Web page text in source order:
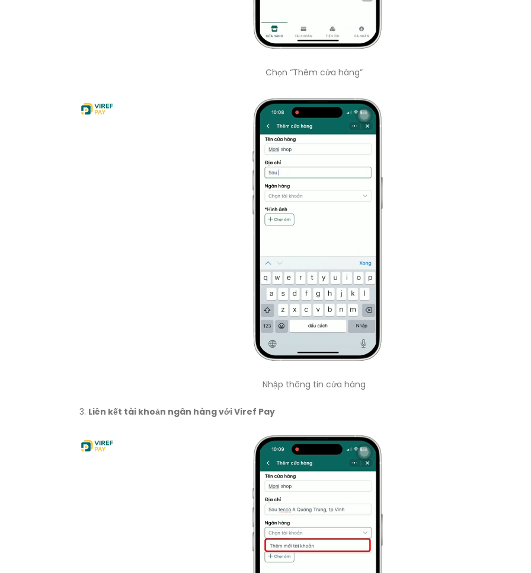
Chọn “Thêm cửa hàng”
Nhập thông tin cửa hàng
Liên kết tài khoản ngân hàng với Viref Pay